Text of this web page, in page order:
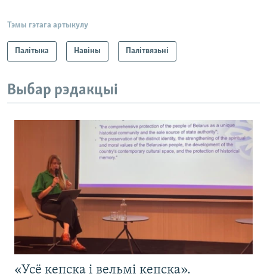
Тэмы гэтага артыкулу
Палітыка Навіны Палітвязьні
Выбар рэдакцыі
«Усё кепска і вельмі кепска».